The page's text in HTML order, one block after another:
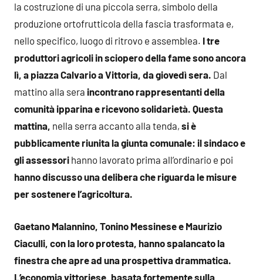
la costruzione di una piccola serra, simbolo della
produzione ortofrutticola della fascia trasformata e,
nello specifico, luogo di ritrovo e assemblea. I tre
produttori agricoli in sciopero della fame sono ancora
lì, a piazza Calvario a Vittoria, da giovedì sera. Dal
mattino alla sera incontrano rappresentanti della
comunità ipparina e ricevono solidarietà. Questa
mattina, nella serra accanto alla tenda, si è
pubblicamente riunita la giunta comunale: il sindaco e
gli assessori hanno lavorato prima all’ordinario e poi
hanno discusso una delibera che riguarda le misure
per sostenere l’agricoltura.
Gaetano Malannino, Tonino Messinese e Maurizio
Ciaculli, con la loro protesta, hanno spalancato la
finestra che apre ad una prospettiva drammatica.
L’economia vittoriese, basata fortemente sulla